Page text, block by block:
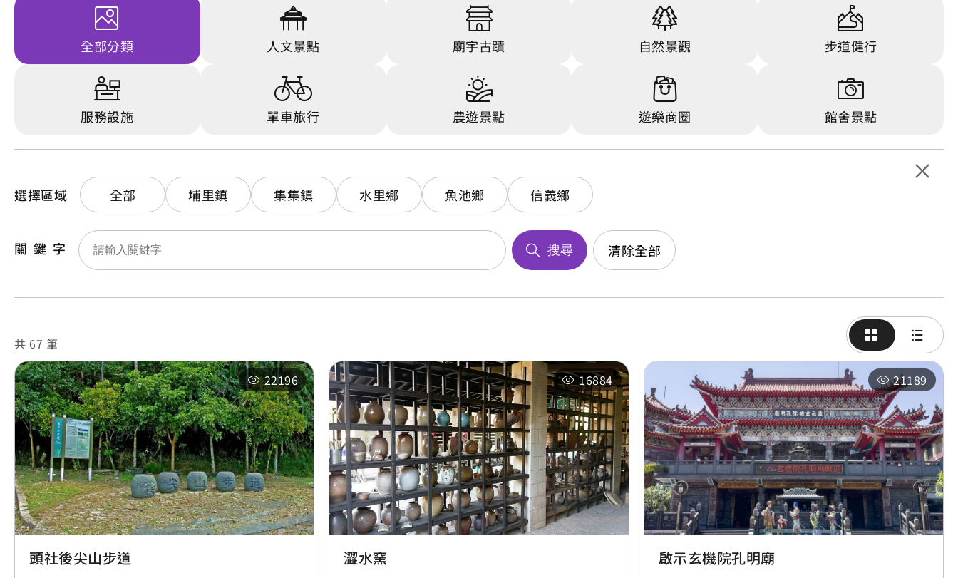
全部分類 人文景點 廟宇古蹟 自然景觀 步道健行
服務設施 單車旅行 農遊景點 遊樂商圈 館舍景點
選擇區域 全部 埔里鎮 集集鎮 水里鄉 魚池鄉 信義鄉
關鍵字 搜尋 清除全部
共 67 筆
22196
頭社後尖山步道
16884
澀水窯
21189
啟示玄機院孔明廟